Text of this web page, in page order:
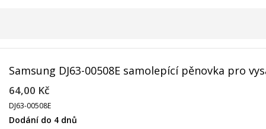
Samsung DJ63-00508E samolepící pěnovka pro
64,00 Kč
DJ63-00508E
Dodání do 4 dnů